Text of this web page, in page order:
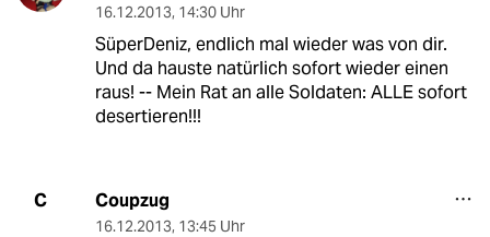
16.12.2013, 14:30 Uhr
SüperDeniz, endlich mal wieder was von dir.
Und da hauste natürlich sofort wieder einen
raus! -- Mein Rat an alle Soldaten: ALLE sofort
desertieren!!!
C Coupzug
16.12.2013, 13:45 Uhr